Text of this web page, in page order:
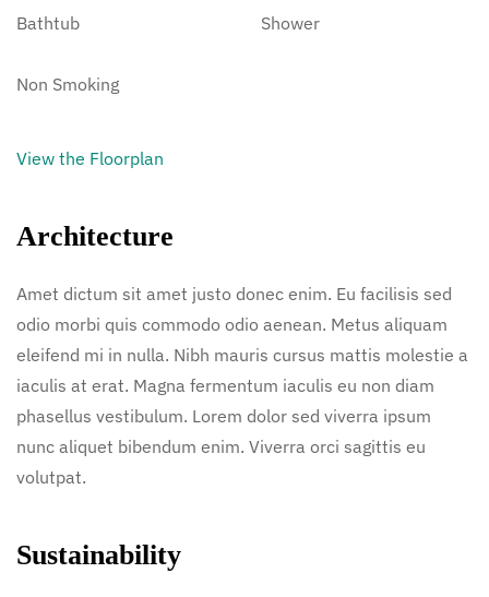
Bathtub Shower
Non Smoking
View the Floorplan
Architecture
Amet dictum sit amet justo donec enim. Eu facilisis sed
odio morbi quis commodo odio aenean. Metus aliquam
eleifend mi in nulla. Nibh mauris cursus mattis molestie a
iaculis at erat. Magna fermentum iaculis eu non diam
phasellus vestibulum. Lorem dolor sed viverra ipsum
nunc aliquet bibendum enim. Viverra orci sagittis eu
volutpat.
Sustainability